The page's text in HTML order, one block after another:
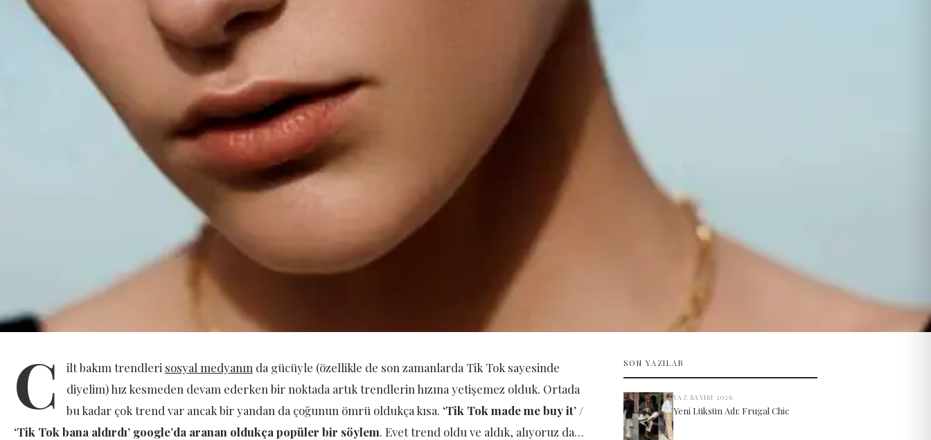
C ilt bakım trendleri sosyal medyanın da gücüyle (özellikle de son zamanlarda Tik Tok sayesinde
diyelim) hız kesmeden devam ederken bir noktada artık trendlerin hızına yetişemez olduk. Ortada
bu kadar çok trend var ancak bir yandan da çoğunun ömrü oldukça kısa. ‘Tik Tok made me buy it’ /
‘Tik Tok bana aldırdı’ google’da aranan oldukça popüler bir söylem. Evet trend oldu ve aldık, alıyoruz da…
SON YAZILAR
YAZ SAYISI 2026
Yeni Lüksün Adı: Frugal Chic